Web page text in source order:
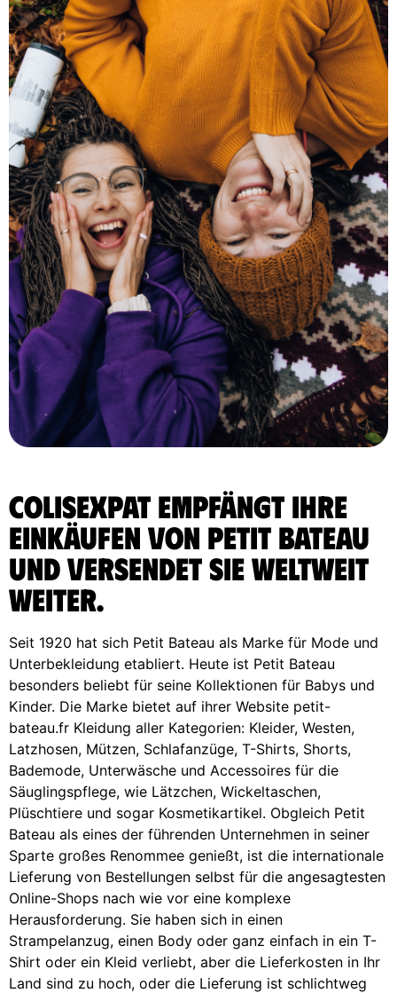
ColisExpat empfängt Ihre
Einkäufen von Petit Bateau
und versendet sie weltweit
weiter.
Seit 1920 hat sich Petit Bateau als Marke für Mode und
Unterbekleidung etabliert. Heute ist Petit Bateau
besonders beliebt für seine Kollektionen für Babys und
Kinder. Die Marke bietet auf ihrer Website petit-
bateau.fr Kleidung aller Kategorien: Kleider, Westen,
Latzhosen, Mützen, Schlafanzüge, T-Shirts, Shorts,
Bademode, Unterwäsche und Accessoires für die
Säuglingspflege, wie Lätzchen, Wickeltaschen,
Plüschtiere und sogar Kosmetikartikel. Obgleich Petit
Bateau als eines der führenden Unternehmen in seiner
Sparte großes Renommee genießt, ist die internationale
Lieferung von Bestellungen selbst für die angesagtesten
Online-Shops nach wie vor eine komplexe
Herausforderung. Sie haben sich in einen
Strampelanzug, einen Body oder ganz einfach in ein T-
Shirt oder ein Kleid verliebt, aber die Lieferkosten in Ihr
Land sind zu hoch, oder die Lieferung ist schlichtweg